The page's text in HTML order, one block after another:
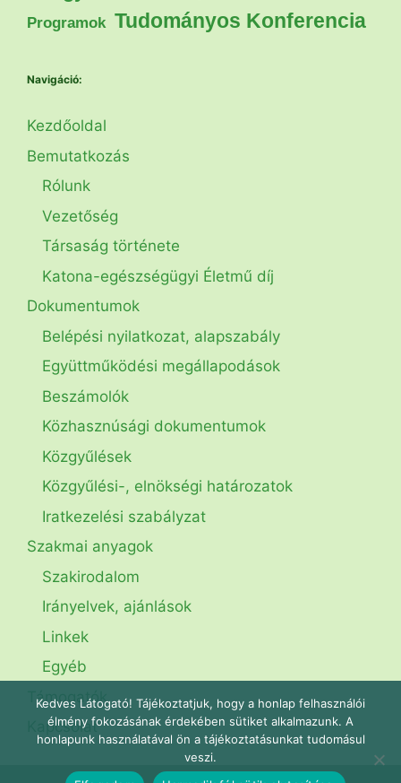
Programok Tudományos Konferencia
Navigáció:
Kezdőoldal
Bemutatkozás
Rólunk
Vezetőség
Társaság története
Katona-egészségügyi Életmű díj
Dokumentumok
Belépési nyilatkozat, alapszabály
Együttműködési megállapodások
Beszámolók
Közhasznúsági dokumentumok
Közgyűlések
Közgyűlési-, elnökségi határozatok
Iratkezelési szabályzat
Szakmai anyagok
Szakirodalom
Irányelvek, ajánlások
Linkek
Egyéb
Támogatók
Kapcsolat
Kedves Látogató! Tájékoztatjuk, hogy a honlap felhasználói
élmény fokozásának érdekében sütiket alkalmazunk. A
honlapunk használatával ön a tájékoztatásunkat tudomásul
veszi.